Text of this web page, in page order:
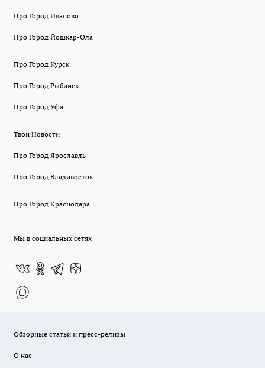
Про Город Иваново
Про Город Йошкар-Ола
Про Город Курск
Про Город Рыбинск
Про Город Уфа
Твои Новости
Про Город Ярославль
Про Город Владивосток
Про Город Краснодара
Мы в социальных сетях
Обзорные статьи и пресс-релизы
О нас